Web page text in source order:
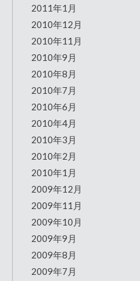
2011年1月
2010年12月
2010年11月
2010年9月
2010年8月
2010年7月
2010年6月
2010年4月
2010年3月
2010年2月
2010年1月
2009年12月
2009年11月
2009年10月
2009年9月
2009年8月
2009年7月